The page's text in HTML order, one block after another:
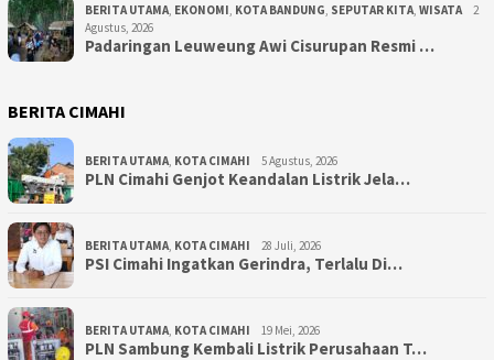
BERITA UTAMA EKONOMI KOTA BANDUNG SEPUTAR KITA WISATA
2
Agustus, 2026
Padaringan Leuweung Awi Cisurupan Resmi …
BERITA CIMAHI
BERITA UTAMA KOTA CIMAHI 5 Agustus, 2026
PLN Cimahi Genjot Keandalan Listrik Jela…
BERITA UTAMA KOTA CIMAHI 28 Juli, 2026
PSI Cimahi Ingatkan Gerindra, Terlalu Di…
BERITA UTAMA KOTA CIMAHI 19 Mei, 2026
PLN Sambung Kembali Listrik Perusahaan T…